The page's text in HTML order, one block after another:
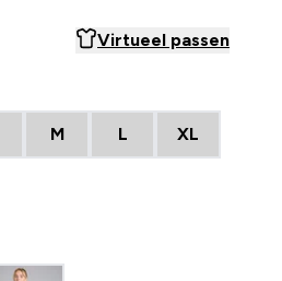
Virtueel passen
M L XL